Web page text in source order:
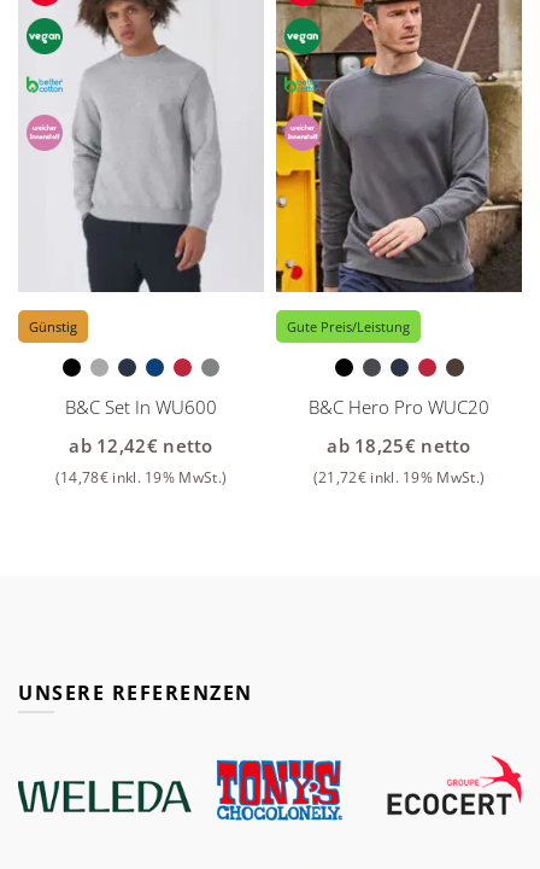
Günstig
B&C Set In WU600
ab 12,42€netto
(14,78€ inkl. 19% MwSt.)
Gute Preis/Leistung
B&C Hero Pro WUC20
ab 18,25€netto
(21,72€ inkl. 19% MwSt.)
UNSERE REFERENZEN